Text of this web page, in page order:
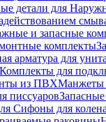
детали для
и запасные
комплекты
арматура для
для
из ПВХМанжеты
писсуаров
Сифоны для